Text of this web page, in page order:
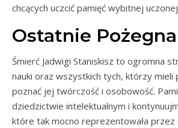
chcących uczcić pamięć wybitnej
Ostatnie
Śmierć Jadwigi Staniskisz to ogromna
nauki oraz wszystkich tych, którzy mieli
poznać jej twórczość i osobowość.
dziedzictwie intelektualnym i
które tak mocno reprezentowała przez